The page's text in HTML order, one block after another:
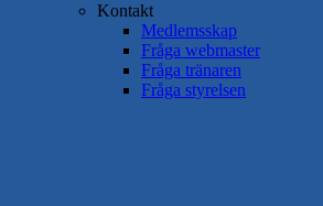
Kontakt
Medlemsskap
Fråga webmaster
Fråga tränaren
Fråga styrelsen